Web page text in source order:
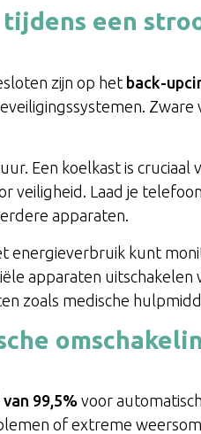
een
zijn op het back-
Zware
Een koelkast is cruciaal
veiligheid. Laad je
apparaten.
energieverbruik kunt
apparaten uitschakelen
zoals medische
99,5% voor
of extreme